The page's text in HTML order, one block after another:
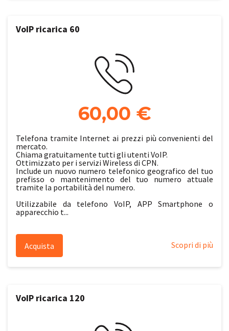
VoIP ricarica 60
60,00 €
Telefona tramite Internet ai prezzi più convenienti del
mercato.
Chiama gratuitamente tutti gli utenti VoIP.
Ottimizzato per i servizi Wireless di CPN.
Include un nuovo numero telefonico geografico del tuo
prefisso o mantenimento del tuo numero attuale
tramite la portabilità del numero.
Utilizzabile da telefono VoIP, APP Smartphone o
apparecchio t...
Scopri di più
Acquista
VoIP ricarica 120